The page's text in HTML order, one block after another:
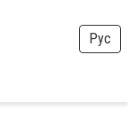
Рус